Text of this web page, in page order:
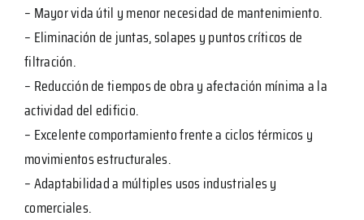
– Mayor vida útil y menor necesidad de mantenimiento.
– Eliminación de juntas, solapes y puntos críticos de
filtración.
– Reducción de tiempos de obra y afectación mínima a la
actividad del edificio.
– Excelente comportamiento frente a ciclos térmicos y
movimientos estructurales.
– Adaptabilidad a múltiples usos industriales y
comerciales.